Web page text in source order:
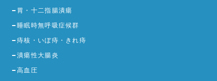
胃・十二指腸潰瘍
睡眠時無呼吸症候群
痔核・いぼ痔・きれ痔
潰瘍性大腸炎
高血圧